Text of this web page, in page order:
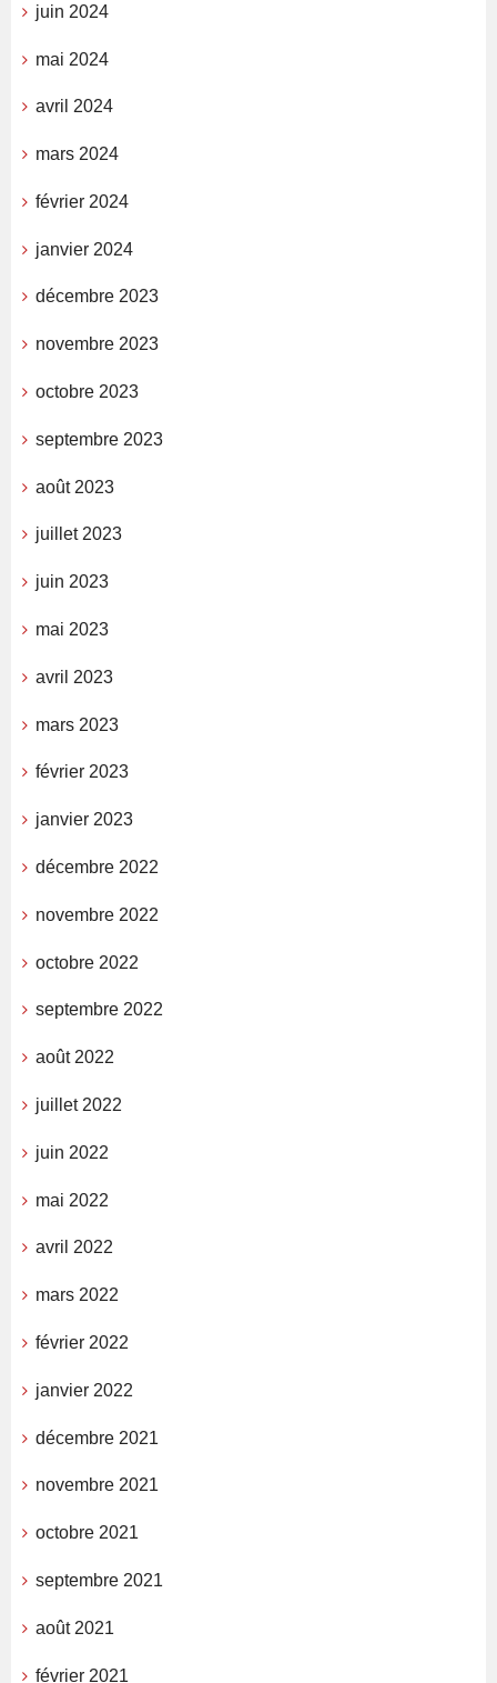
juin 2024
mai 2024
avril 2024
mars 2024
février 2024
janvier 2024
décembre 2023
novembre 2023
octobre 2023
septembre 2023
août 2023
juillet 2023
juin 2023
mai 2023
avril 2023
mars 2023
février 2023
janvier 2023
décembre 2022
novembre 2022
octobre 2022
septembre 2022
août 2022
juillet 2022
juin 2022
mai 2022
avril 2022
mars 2022
février 2022
janvier 2022
décembre 2021
novembre 2021
octobre 2021
septembre 2021
août 2021
février 2021